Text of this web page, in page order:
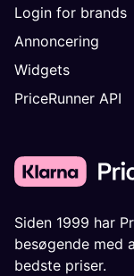
Login for brands
Annoncering
Widgets
PriceRunner API
Siden 1999 har
besøgende med
bedste priser.